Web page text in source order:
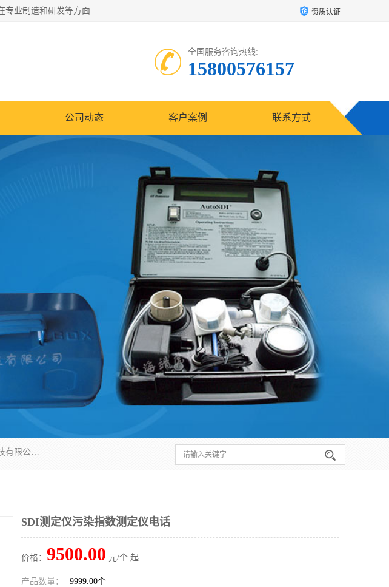
上海靖虎机电科技有限公司主营：SDI仪，水质分析仪，水质检测仪产品；上海靖虎机电科技有限公司在专业制造和研发等方面的强大的平台优势，利用自身在自动化仪表、自控系统及环保监测仪器的专长，以优良的技术，优越的产品质量和良好的服务质量与广大客户真诚合作。 资质认证
全国服务咨询热线:
15800576157
公司动态 客户案例 联系方式
上海靖虎机电科技有限公司主营：SDI仪，水质分析仪，水质检测仪产品；上海靖虎机电科技有限公司在专业制造和研发等方面的强大的平台优势，利用自身在自动化仪表、自控系统及环保监测仪器的专长，以优良的技术，优越的产品质量和良好的服务质量与广大客户真诚合作。
SDI测定仪污染指数测定仪电话
价格： 9500.00 元/个 起
产品数量： 9999.00个